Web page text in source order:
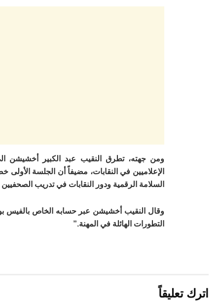
ومن جهته، تطرق النقيب عبد الكبير أخشيشن الى
الإعلاميين في النقابات، مضيفاً أن الجلسة
السلامة الرقمية ودور النقابات في تدريب
وقال النقيب أخشيشن عبر حسابه الخاص بالفيس
التطورات الهائلة في المهنة.”
اترك تعليقاً